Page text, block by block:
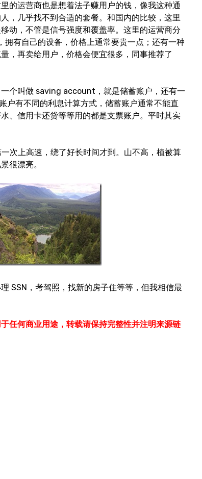
的运营商也是想着法子赚用户的钱，像我这种通
，几乎找不到合适的套餐。和国内的比较，这里
动，不管是信号强度和覆盖率。这里的运营商分
有自己的设备，价格上通常要贵一点；还有一种
，再卖给用户，价格会便宜很多，同事推荐了
个叫做 saving account，就是储蓄账户，还有一
有不同的利息计算方式，储蓄账户通常不能直
、信用卡还贷等等用的都是支票账户。平时其实
一次上高速，绕了好长时间才到。山不高，植被算
很漂亮。
SSN，考驾照，找新的房子住等等，但我相信最
任何商业用途，转载请保持完整性并注明来源链